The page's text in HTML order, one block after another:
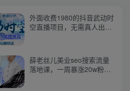
外面收费1980的抖音武动时
空直播项目，无需真人出
薛老丝儿美业seo搜索流量
落地课，一周暴涨20w粉